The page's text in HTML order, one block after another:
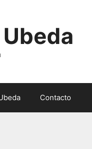
Contacto